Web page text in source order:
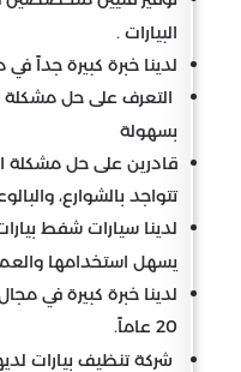
البيارات .
لدينا خبرة كبيرة جداً
التعرف على حل مشكلة
بسهولة
قادرين على حل مشكلة
تتواجد بالشوارع،
لدينا سيارات شفط
يسهل استخدامها
لدينا خبرة كبيرة في
20 عاماً.
شركة تنظيف بيارات